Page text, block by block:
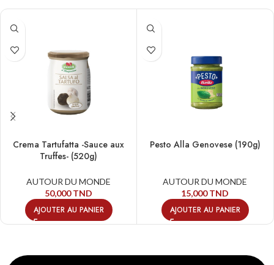
Crema Tartufatta -Sauce aux
Truffes- (520g)
AUTOUR DU MONDE
50,000TND
AJOUTER AU PANIER
Pesto Alla Genovese (190g)
AUTOUR DU MONDE
15,000TND
AJOUTER AU PANIER